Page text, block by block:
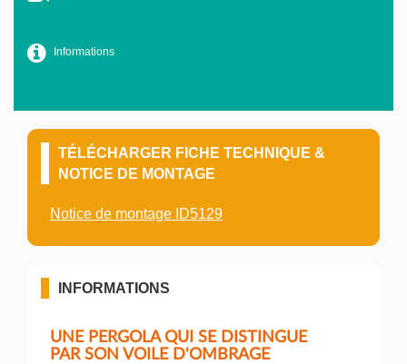
Informations
TÉLÉCHARGER FICHE TECHNIQUE &
NOTICE DE MONTAGE
Notice de montage ID5129
INFORMATIONS
UNE PERGOLA QUI SE DISTINGUE
PAR SON VOILE D'OMBRAGE